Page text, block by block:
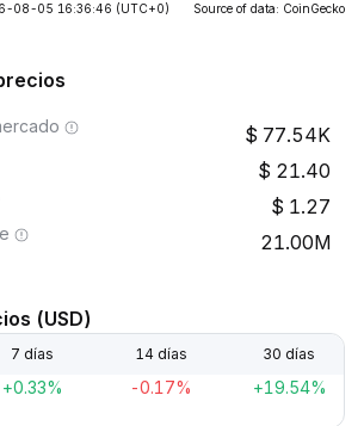
08-05 16:36:46 (UTC+0) Source of data: CoinGecko
77.54K
21.40
1.27
21.00M
(USD)
7 días 14 días 30 días
+0.33% -0.17% +19.54%